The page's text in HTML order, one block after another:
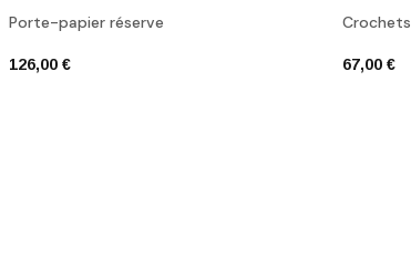
Porte-papier réserve
126,00 €
Crochets
67,00 €